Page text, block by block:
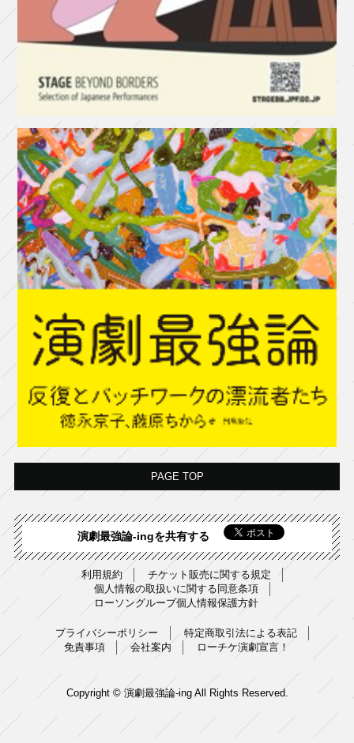
PAGE TOP
演劇最強論-ingを共有する
利用規約
チケット販売に関する規定
個人情報の取扱いに関する同意条項
ローソングループ個人情報保護方針
プライバシーポリシー
特定商取引法による表記
免責事項
会社案内 ローチケ演劇宣言！
Copyright © 演劇最強論-ing All Rights Reserved.